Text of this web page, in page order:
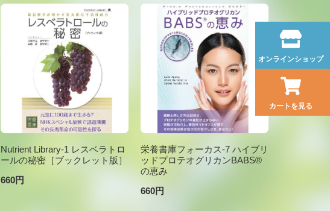
オンラインショップ
カートを見る
Nutrient Library-1 レスベラトロ
ールの秘密［ブックレット版］
660円
栄養書庫フォーカス-7 ハイブリ
ッドプロテオグリカンBABS®
の恵み
660円